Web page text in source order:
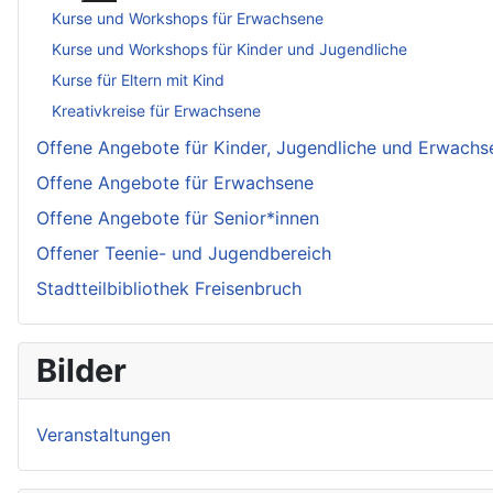
Kurse und Workshops für Erwachsene
Kurse und Workshops für Kinder und Jugendliche
Kurse für Eltern mit Kind
Kreativkreise für Erwachsene
Offene Angebote für Kinder, Jugendliche und
Offene Angebote für Erwachsene
Offene Angebote für Senior*innen
Offener Teenie- und Jugendbereich
Stadtteilbibliothek Freisenbruch
Bilder
Veranstaltungen